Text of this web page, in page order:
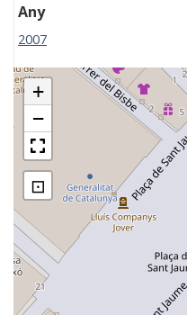
Any
2007
+
−
⊡